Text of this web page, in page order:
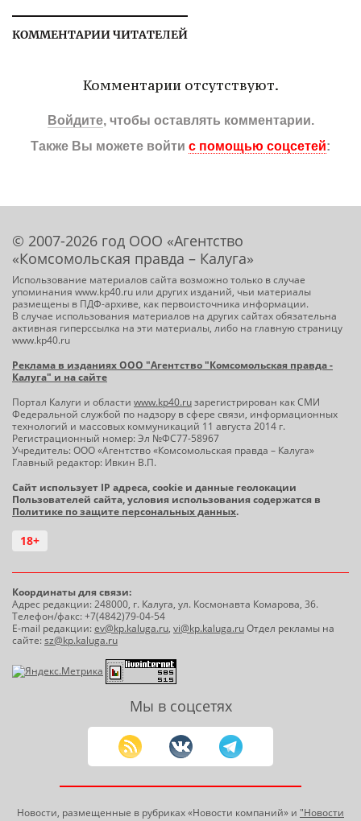
КОММЕНТАРИИ ЧИТАТЕЛЕЙ
Комментарии отсутствуют.
Войдите, чтобы оставлять комментарии.
Также Вы можете войти с помощью соцсетей:
© 2007-2026 год ООО «Агентство
«Комсомольская правда – Калуга»
Использование материалов сайта возможно только в случае
упоминания www.kp40.ru или других изданий, чьи материалы
размещены в ПДФ-архиве, как первоисточника информации.
В случае использования материалов на других сайтах обязательна
активная гиперссылка на эти материалы, либо на главную страницу
www.kp40.ru
Реклама в изданиях ООО "Агентство "Комсомольская правда -
Калуга" и на сайте
Портал Калуги и области www.kp40.ruзарегистрирован как СМИ
Федеральной службой по надзору в сфере связи, информационных
технологий и массовых коммуникаций 11 августа 2014 г.
Регистрационный номер: Эл №ФС77-58967
Учредитель: ООО «Агентство «Комсомольская правда – Калуга»
Главный редактор: Ивкин В.П.
Сайт использует IP адреса, cookie и данные геолокации
Пользователей сайта, условия использования содержатся в
Политике по защите персональных данных.
18+
Координаты для связи:
Адрес редакции: 248000, г. Калуга, ул. Космонавта Комарова, 36.
Телефон/факс: +7(4842)79-04-54
E-mail редакции:ev@kp.kaluga.ru, vi@kp.kaluga.ruОтдел рекламы на
сайте:sz@kp.kaluga.ru
Мы в соцсетях
Новости, размещенные в рубриках «Новости компаний» и "Новости